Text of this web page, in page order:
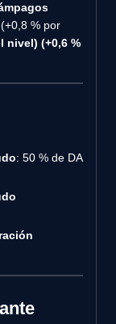
% por
nivel) (+0,6 %
: 50 % de DA